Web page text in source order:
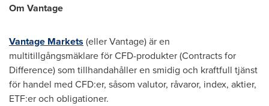
Om Vantage
Vantage Markets (eller Vantage) är en
multitillgångsmäklare för CFD-produkter (Contracts for
Difference) som tillhandahåller en smidig och kraftfull tjänst
för handel med CFD:er, såsom valutor, råvaror, index, aktier,
ETF:er och obligationer.